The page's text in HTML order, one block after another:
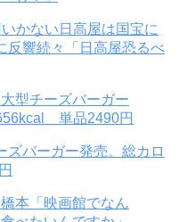
かない日高屋は国宝に
反響続々「日高屋恐るべ
ズバーガー発売。総カロ